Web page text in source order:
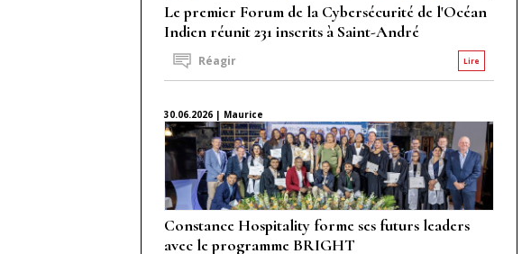
Le premier Forum de la Cybersécurité de l'Océan
Indien réunit 231 inscrits à Saint-André
Lire
Réagir
30.06.2026 | Maurice
Constance Hospitality forme ses futurs leaders
avec le programme BRIGHT